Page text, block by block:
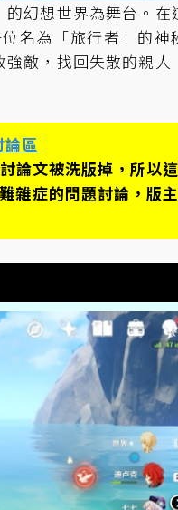
幻想世界為舞台。在
名為「旅行者」的神
敵，找回失散的親人
區
論文被洗版掉，所以
雜症的問題討論，版